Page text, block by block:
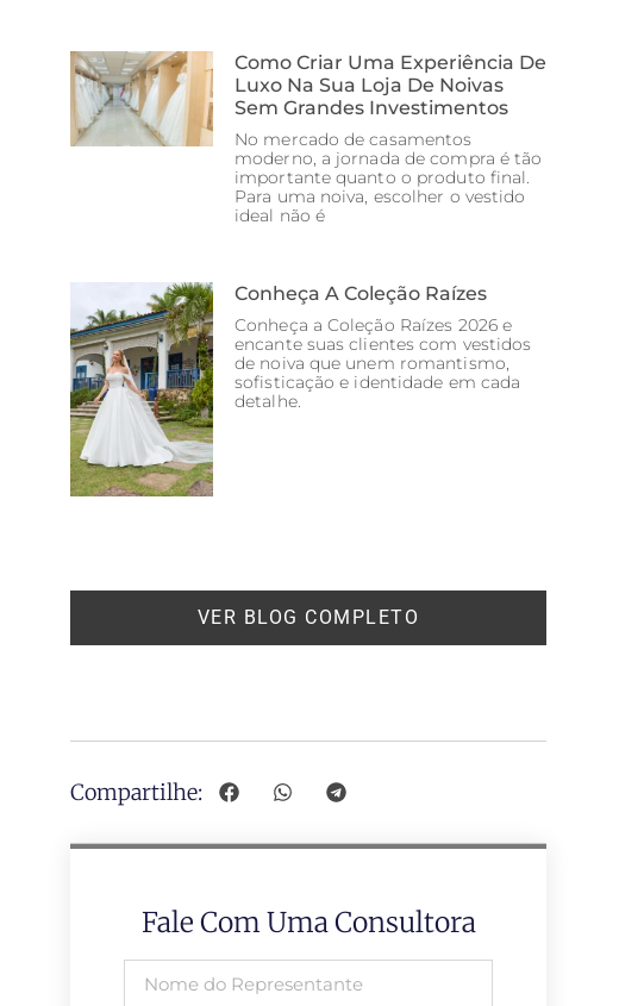
Como Criar Uma Experiência De
Luxo Na Sua Loja De Noivas
Sem Grandes Investimentos
No mercado de casamentos
moderno, a jornada de compra é tão
importante quanto o produto final.
Para uma noiva, escolher o vestido
ideal não é
Conheça A Coleção Raízes
Conheça a Coleção Raízes 2026 e
encante suas clientes com vestidos
de noiva que unem romantismo,
sofisticação e identidade em cada
detalhe.
VER BLOG COMPLETO
Compartilhe:
Fale Com Uma Consultora